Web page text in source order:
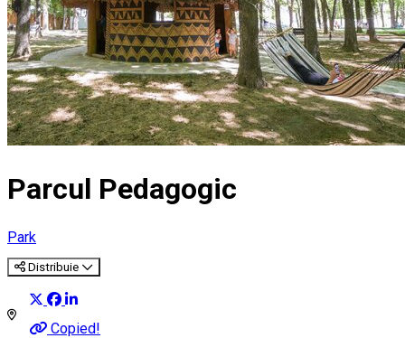
Parcul Pedagogic
Park
Distribuie
Copied!